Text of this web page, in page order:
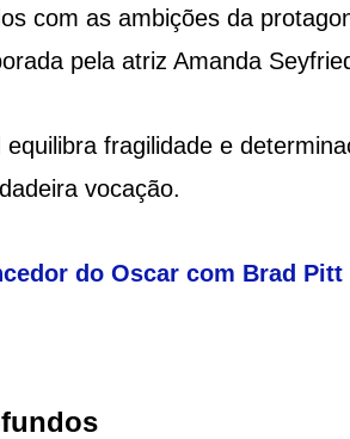
com as ambições da
pela atriz Amanda
fragilidade e
vocação.
do Oscar com Brad